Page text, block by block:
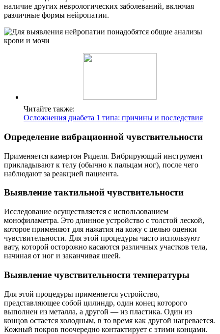
наличие других неврологических заболеваний, включая
различные формы нейропатии.
Читайте также:
Осложнения диабета 1 типа: причины и последствия
Определение вибрационной чувствительности
Применяется камертон Риделя. Вибрирующий инструмент
прикладывают к телу (обычно к пальцам ног), после чего
наблюдают за реакцией пациента.
Выявление тактильной чувствительности
Исследование осуществляется с использованием
монофиламетра. Это длинное устройство с толстой леской,
которое применяют для нажатия на кожу с целью оценки
чувствительности. Для этой процедуры часто используют
вату, которой осторожно касаются различных участков тела,
начиная от ног и заканчивая шеей.
Выявление чувствительности температуры
Для этой процедуры применяется устройство,
представляющее собой цилиндр, один конец которого
выполнен из металла, а другой — из пластика. Один из
концов остается холодным, в то время как другой нагревается.
Кожный покров поочередно контактирует с этими концами.